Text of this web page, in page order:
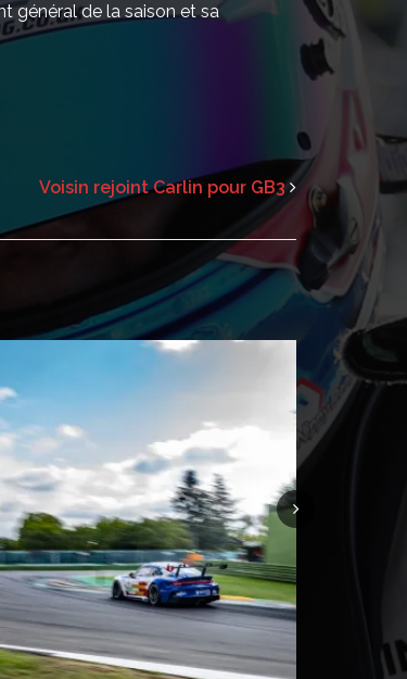
général de la saison et sa
Voisin rejoint Carlin pour GB3